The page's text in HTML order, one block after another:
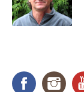
Facebook